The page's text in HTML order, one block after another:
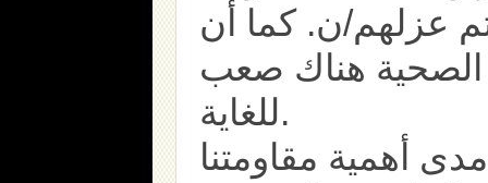
عزلهم/ن. كما أن
الصحية هناك صعب
للغاية.
أهمية مقاومتنا